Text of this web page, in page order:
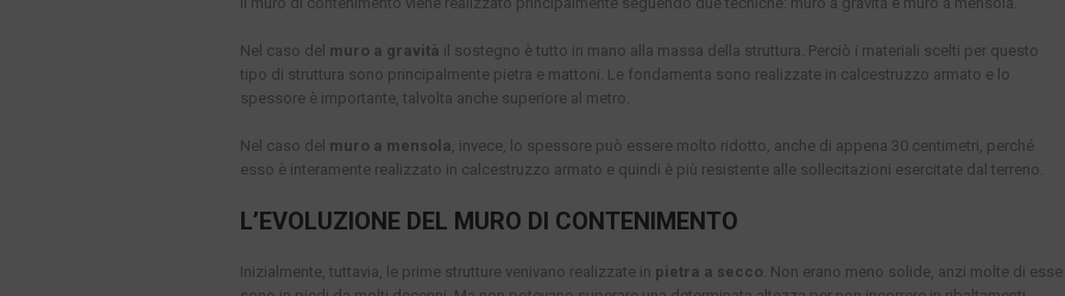
Nel caso del muro a gravità il sostegno è tutto in mano alla massa della struttura. Perciò i materiali scelti per questo
tipo di struttura sono principalmente pietra e mattoni. Le fondamenta sono realizzate in calcestruzzo armato e lo
spessore è importante, talvolta anche superiore al metro.
Nel caso del muro a mensola, invece, lo spessore può essere molto ridotto, anche di appena 30 centimetri, perché
esso è interamente realizzato in calcestruzzo armato e quindi è più resistente alle sollecitazioni esercitate dal terreno.
L’EVOLUZIONE DEL MURO DI CONTENIMENTO
Inizialmente, tuttavia, le prime strutture venivano realizzate in pietra a secco. Non erano meno solide, anzi molte di esse